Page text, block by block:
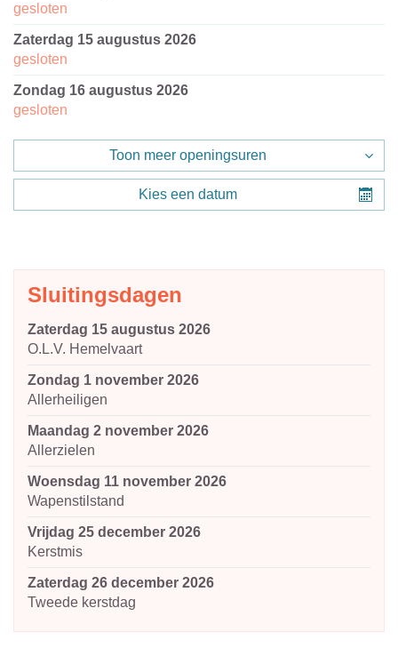
gesloten
zaterdag 15 augustus 2026
gesloten
zondag 16 augustus 2026
gesloten
Toon meer openingsuren
Kies een datum
Sluitingsdagen
zaterdag 15 augustus 2026
O.L.V. Hemelvaart
zondag 1 november 2026
Allerheiligen
maandag 2 november 2026
Allerzielen
woensdag 11 november 2026
Wapenstilstand
vrijdag 25 december 2026
Kerstmis
zaterdag 26 december 2026
Tweede kerstdag